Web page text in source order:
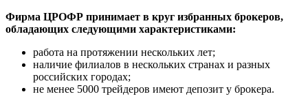
Фирма ЦРОФР принимает в круг избранных брокеров,
обладающих следующими характеристиками:
работа на протяжении нескольких лет;
наличие филиалов в нескольких странах и разных
российских городах;
не менее 5000 трейдеров имеют депозит у брокера.